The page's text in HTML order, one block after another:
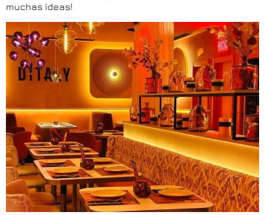
muchas ideas!